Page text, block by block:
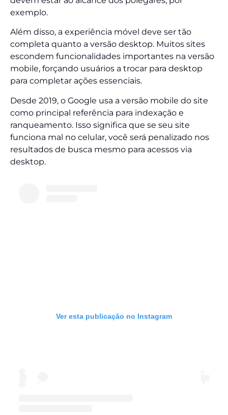
exemplo.
Além disso, a experiência móvel deve ser tão
completa quanto a versão desktop. Muitos sites
escondem funcionalidades importantes na versão
mobile, forçando usuários a trocar para desktop
para completar ações essenciais.
Desde 2019, o Google usa a versão mobile do site
como principal referência para indexação e
ranqueamento. Isso significa que se seu site
funciona mal no celular, você será penalizado nos
resultados de busca mesmo para acessos via
desktop.
Ver esta publicação no Instagram